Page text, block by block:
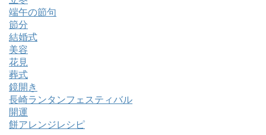
端午の節句
節分
結婚式
美容
花見
葬式
鏡開き
長崎ランタンフェスティバル
開運
餅アレンジレシピ